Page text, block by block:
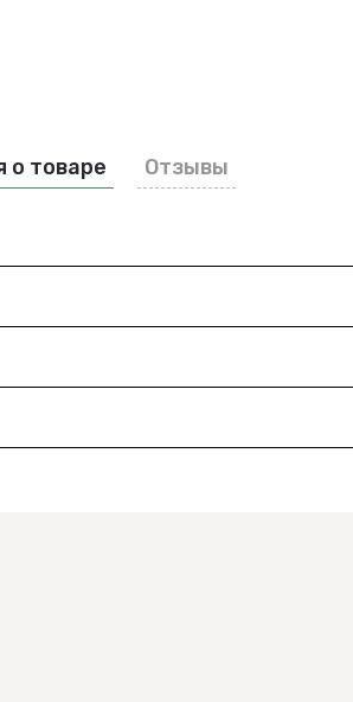
о товаре Отзывы